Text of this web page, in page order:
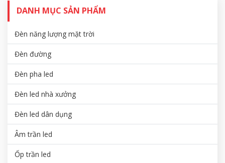
DANH MỤC SẢN PHẨM
Đèn năng lượng mặt trời
Đèn đường
Đèn pha led
Đèn led nhà xưởng
Đèn led dân dụng
Âm trần led
Ốp trần led